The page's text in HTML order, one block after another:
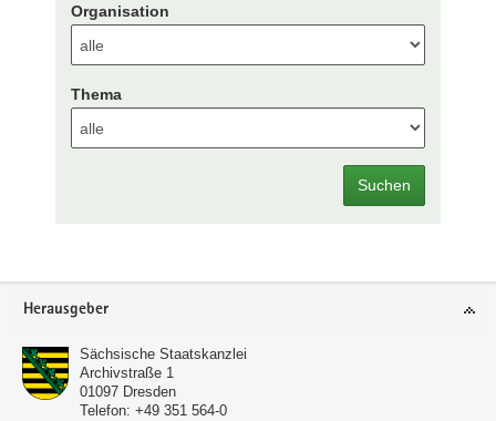
Organisation
Thema
Suchen
Footer-
Herausgeber
Sächsische Staatskanzlei
Archivstraße 1
01097 Dresden
Telefon: +49 351 564-0